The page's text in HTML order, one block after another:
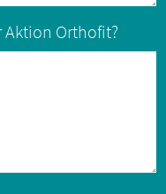
Aktion Orthofit?